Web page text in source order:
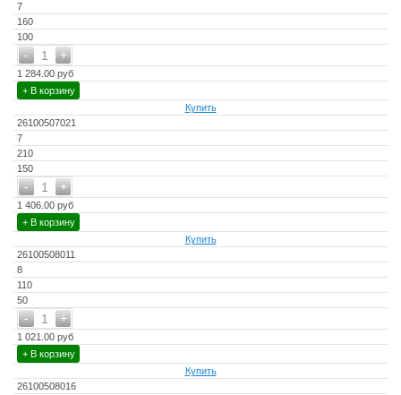
7
160
100
+
- 1
1 284.00 руб
+ В корзину
Купить
26100507021
7
210
150
+
- 1
1 406.00 руб
+ В корзину
Купить
26100508011
8
110
50
+
- 1
1 021.00 руб
+ В корзину
Купить
26100508016